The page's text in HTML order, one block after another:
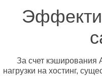
За счет кэширования
нагрузки на хостинг,